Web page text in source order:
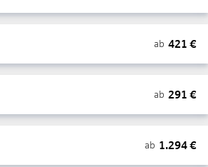
ab 421 €
ab 291 €
ab 1.294€